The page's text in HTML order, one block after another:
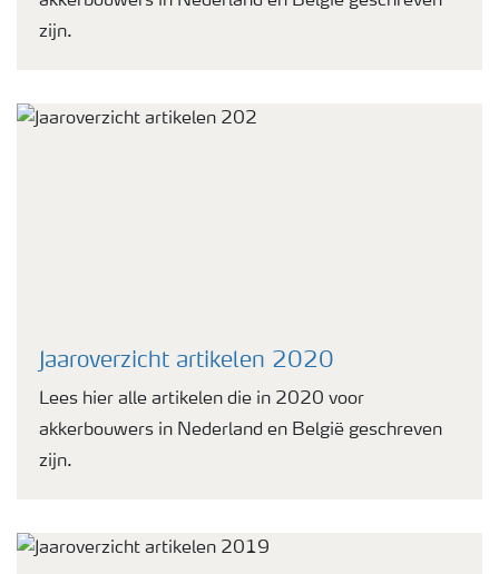
zijn.
Jaaroverzicht artikelen 2020
Lees hier alle artikelen die in 2020 voor
akkerbouwers in Nederland en België geschreven
zijn.